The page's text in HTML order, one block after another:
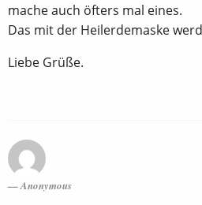
mache auch öfters mal eines.
Das mit der Heilerdemaske
Liebe Grüße.
Anonymous